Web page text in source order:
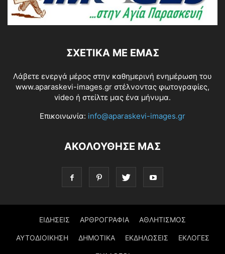
ΣΧΕΤΙΚΆ ΜΕ ΕΜΆΣ
Λάβετε ενεργά μέρος στην καθημερινή ενημέρωση του
www.aparaskevi-images.gr στέλνοντας φωτογραφίες,
video ή στείλτε μας ένα μήνυμα.
Επικοινωνία: info@aparaskevi-images.gr
ΑΚΟΛΟΥΘΗΣΕ ΜΑΣ
ΕΙΔΗΣΕΙΣ ΑΡΘΡΟΓΡΑΦΙΑ ΑΘΛΗΤΙΣΜΟΣ
ΑΥΤΟΔΙΟΙΚΗΣΗ ΔΗΜΟΤΙΚΑ ΕΚΔΗΛΩΣΕΙΣ ΕΚΛΟΓΕΣ